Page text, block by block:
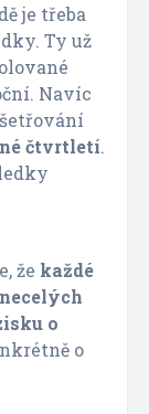
je třeba
Ty už
Navíc
čtvrtletí.
že každé
o
o